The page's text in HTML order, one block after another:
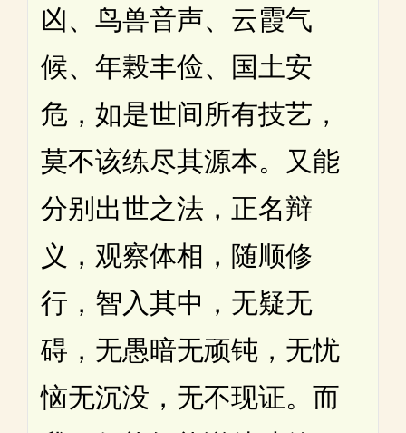
凶、鸟兽音声、云霞气
候、年榖丰俭、国土安
危，如是世间所有技艺，
莫不该练尽其源本。又能
分别出世之法，正名辩
义，观察体相，随顺修
行，智入其中，无疑无
碍，无愚暗无顽钝，无忧
恼无沉没，无不现证。而